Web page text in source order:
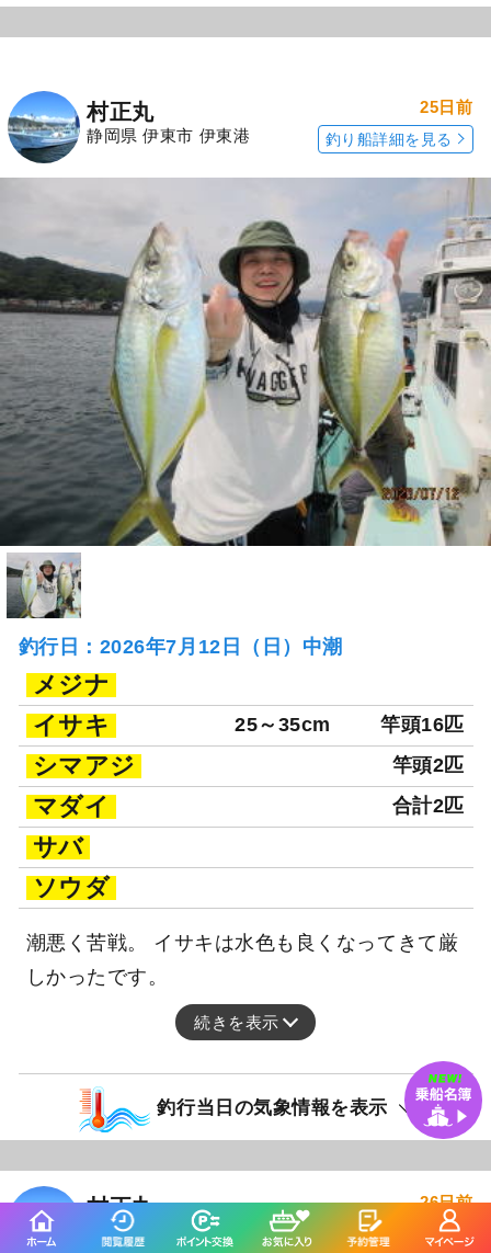
村正丸
静岡県 伊東市 伊東港
25日前
釣り船詳細を見る
釣行日：2026年7月12日（日）中潮
メジナ
イサキ
25～35cm 竿頭16匹
シマアジ 竿頭2匹
マダイ 合計2匹
サバ
ソウダ
潮悪く苦戦。 イサキは水色も良くなってきて厳
しかったです。
続きを表示
釣行当日の気象情報を表示
村正丸
静岡県 伊東市 伊東港
26日前
釣り船詳細を見る